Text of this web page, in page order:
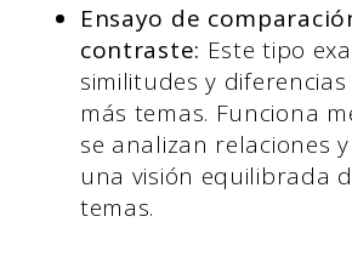
Ensayo de
contraste: Este tipo
similitudes y
más temas. Funciona
se analizan relaciones
una visión equilibrada
temas.